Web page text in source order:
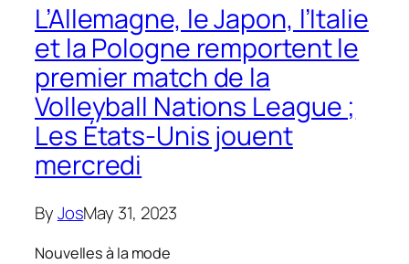
L’Allemagne, le Japon, l’Italie
et la Pologne remportent le
premier match de la
Volleyball Nations League ;
Les États-Unis jouent
mercredi
ByJosMay 31, 2023
Nouvelles à la mode